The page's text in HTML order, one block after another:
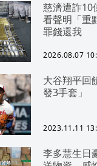
慈濟遭詐
看聲明「重
罪錢還我
2026.08.07
大谷翔平回
發3手套」
2023.11.11
李多慧生日